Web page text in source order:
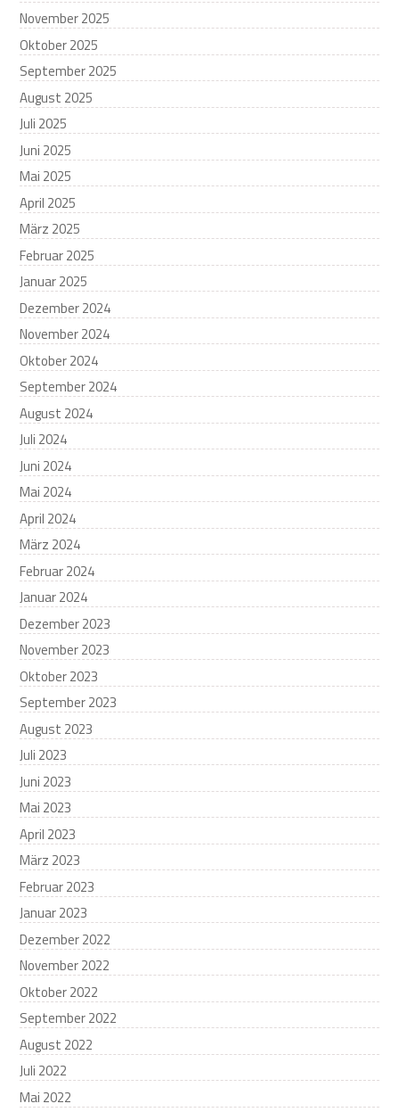
November 2025
Oktober 2025
September 2025
August 2025
Juli 2025
Juni 2025
Mai 2025
April 2025
März 2025
Februar 2025
Januar 2025
Dezember 2024
November 2024
Oktober 2024
September 2024
August 2024
Juli 2024
Juni 2024
Mai 2024
April 2024
März 2024
Februar 2024
Januar 2024
Dezember 2023
November 2023
Oktober 2023
September 2023
August 2023
Juli 2023
Juni 2023
Mai 2023
April 2023
März 2023
Februar 2023
Januar 2023
Dezember 2022
November 2022
Oktober 2022
September 2022
August 2022
Juli 2022
Mai 2022